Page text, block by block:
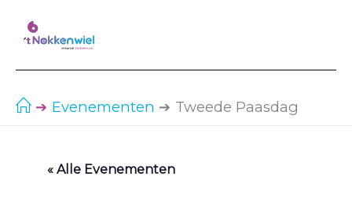
naar
Evenementen
Tweede Paasdag
« Alle Evenementen